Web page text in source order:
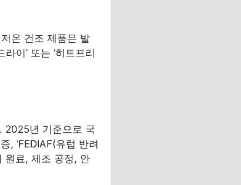
온 건조 제품은 발
이’ 또는 ‘히트프리
2025년 기준으로 국
, ‘FEDIAF(유럽 반려
원료, 제조 공정, 안